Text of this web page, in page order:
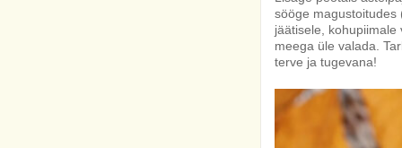
sööge
jäätisele,
meega üle valada.
terve ja tugevana!